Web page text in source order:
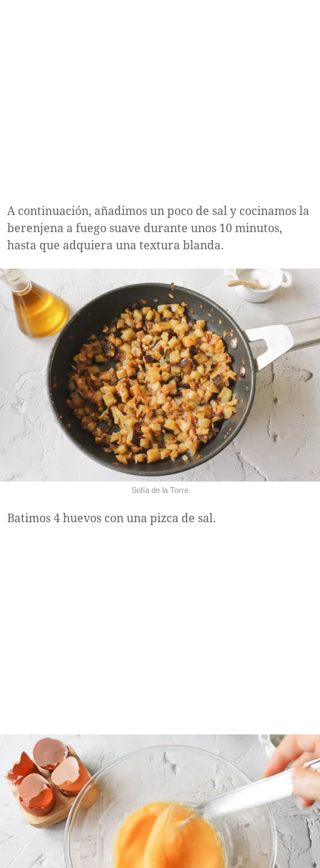
A continuación, añadimos un poco de sal y cocinamos la
berenjena a fuego suave durante unos 10 minutos,
hasta que adquiera una textura blanda.
Sofía de la Torre
Batimos 4 huevos con una pizca de sal.